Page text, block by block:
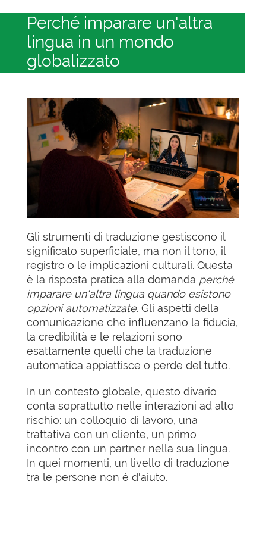
Perché imparare un'altra
lingua in un mondo
globalizzato
Gli strumenti di traduzione gestiscono il
significato superficiale, ma non il tono, il
registro o le implicazioni culturali. Questa
è la risposta pratica alla domanda perché
imparare un'altra lingua quando esistono
opzioni automatizzate. Gli aspetti della
comunicazione che influenzano la fiducia,
la credibilità e le relazioni sono
esattamente quelli che la traduzione
automatica appiattisce o perde del tutto.
In un contesto globale, questo divario
conta soprattutto nelle interazioni ad alto
rischio: un colloquio di lavoro, una
trattativa con un cliente, un primo
incontro con un partner nella sua lingua.
In quei momenti, un livello di traduzione
tra le persone non è d'aiuto.